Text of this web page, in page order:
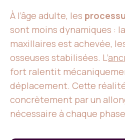
À l’âge adulte, les
sont moins dynamiques :
maxillaires est achevée,
osseuses stabilisées. L’
fort ralentit
déplacement. Cette
concrètement par un
nécessaire à chaque